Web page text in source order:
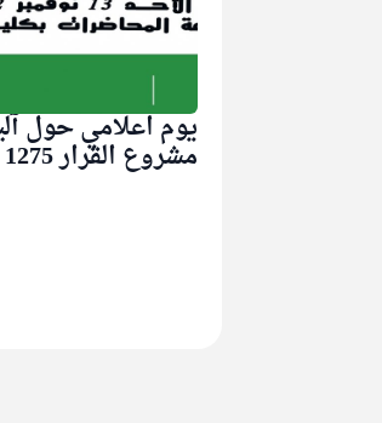
يوم اعلامي حول
مشروع القرار 1275